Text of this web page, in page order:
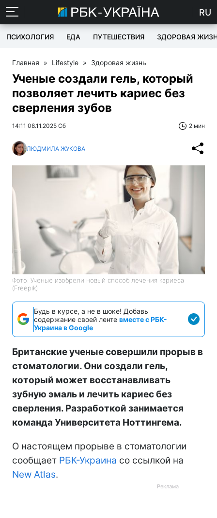
RU
ПСИХОЛОГИЯ ЕДА ПУТЕШЕСТВИЯ ЗДОРОВАЯ
Главная » Lifestyle » Здоровая жизнь
Ученые создали гель, который
позволяет лечить кариес без
сверления зубов
14:11 08.11.2025 Сб 2 мин
ЛЮДМИЛА ЖУКОВА
Фото: Ученые изобрели новый способ лечения кариеса
(Freepik)
Будь в курсе, а не в шоке! Добавь
содержание своей ленте вместе с РБК-
Украина в Google
Британские ученые совершили прорыв в
стоматологии. Они создали гель,
который может восстанавливать
зубную эмаль и лечить кариес без
сверления. Разработкой занимается
команда Университета Ноттингема.
О настоящем прорыве в стоматологии
сообщает РБК-Украина со ссылкой на
New Atlas.